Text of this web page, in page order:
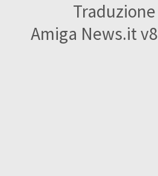
Amiga News.it